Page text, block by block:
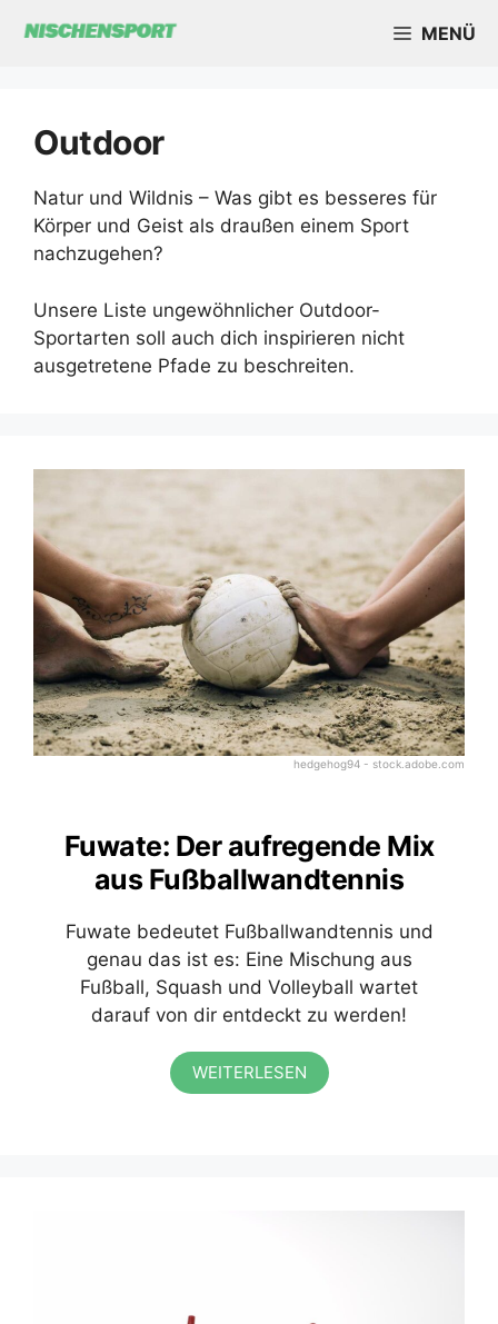
Inhalt
MENÜ
Outdoor
Natur und Wildnis – Was gibt es besseres für
Körper und Geist als draußen einem Sport
nachzugehen?
Unsere Liste ungewöhnlicher Outdoor-
Sportarten soll auch dich inspirieren nicht
ausgetretene Pfade zu beschreiten.
hedgehog94 - stock.adobe.com
Fuwate: Der aufregende Mix
aus Fußballwandtennis
Fuwate bedeutet Fußballwandtennis und
genau das ist es: Eine Mischung aus
Fußball, Squash und Volleyball wartet
darauf von dir entdeckt zu werden!
WEITERLESEN